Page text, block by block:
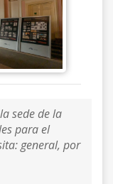
sede de la
para el
general, por